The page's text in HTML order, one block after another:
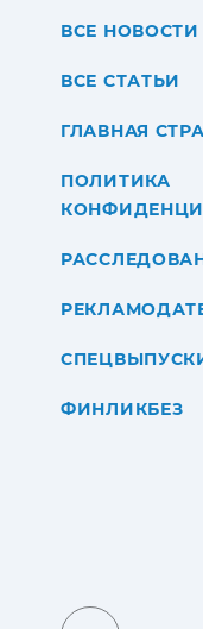
ВСЕ НОВОСТИ
ВСЕ СТАТЬИ
ГЛАВНАЯ
ПОЛИТИКА
ФИНЛИКБЕЗ